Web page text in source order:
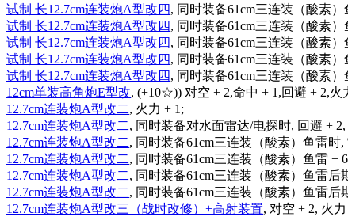
试制 长12.7cm连装炮A型改四, 同时装备61cm三连装（酸素
试制 长12.7cm连装炮A型改四, 同时装备61cm三连装（酸素
试制 长12.7cm连装炮A型改四, 同时装备61cm三连装（酸素
试制 长12.7cm连装炮A型改四, 同时装备61cm三连装（酸素
试制 长12.7cm连装炮A型改四, 同时装备61cm三连装（酸素
12cm单装高角炮E型改, (+10☆)) 对空 + 2,命中 + 1,回避 + 2,
12.7cm连装炮A型改二, 火力 + 1;
12.7cm连装炮A型改二, 同时装备对水面雷达/电探时, 回避 + 2,
12.7cm连装炮A型改二, 同时装备61cm三连装（酸素）鱼雷时,
12.7cm连装炮A型改二, 同时装备61cm三连装（酸素）鱼雷 +
12.7cm连装炮A型改二, 同时装备61cm三连装（酸素）鱼雷后
12.7cm连装炮A型改二, 同时装备61cm三连装（酸素）鱼雷后
12.7cm连装炮A型改三（战时改修）+高射装置, 对空 + 2, 火力